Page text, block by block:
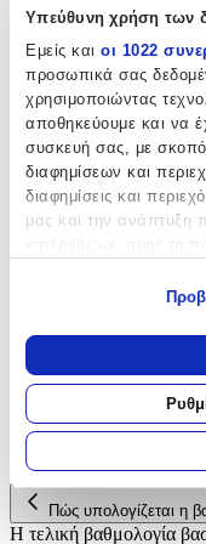
Υπεύθυνη χρήση των
Εμείς και οι 1022
προσωπικά σας
χρησιμοποιώντας
αποθηκεύουμε και να
συσκευή σας, με σκοπό
διαφημίσεων και
διαφημίσεις και
μας και την ανάπτυξη
Να συλλέξουμε
σας τοποθεσία, οι
απόσταση μερικών
Να
για συγκεκριμένα
Μάθετε περισσότερα
προσωπικών σας
στηνενότητα
Κλειδοθήκη
Υλικό:
Δερμάτινο
Χρώμα:
Αξιολογήσεις
Προς το παρόν δεν
προστεθούν, θα
Πώς υπολογίζεται η
Η τελική βαθμολογία